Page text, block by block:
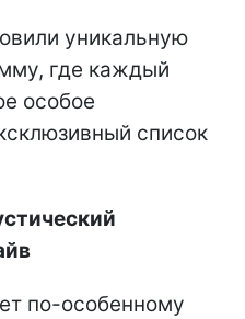
уникальную
где каждый
особое
список
по-особенному